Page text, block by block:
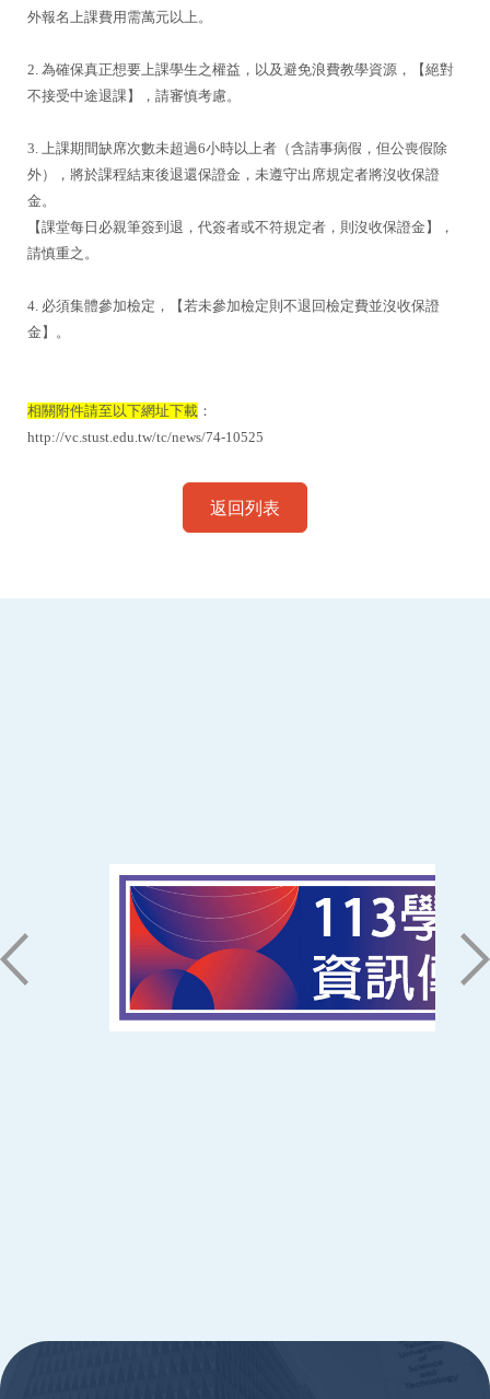
外報名上課費用需萬元以上。
2. 為確保真正想要上課學生之權益，以及避免浪費教學資源，【絕對
不接受中途退課】，請審慎考慮。
3. 上課期間缺席次數未超過6小時以上者（含請事病假，但公喪假除
外），將於課程結束後退還保證金， 未遵守出席規定者將沒收保證
金。
【課堂每日必親筆簽到退，代簽者或不符規定者，則沒收保證金】，
請慎重之。
4. 必須集體參加檢定，【若未參加檢定則不退回檢定費並沒收保證
金】。
相關附件請至以下網址下載 ：
http://vc.stust.edu.tw/tc/news/74-10525
返回列表
71005 台南市永康區南台街一號
06-2533131 ext. 7101
ic@stust.edu.tw
辦公時間